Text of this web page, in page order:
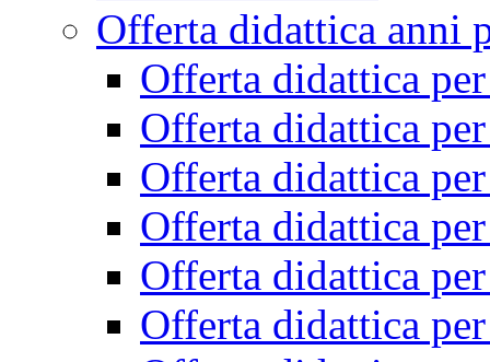
Offerta didattica anni
Offerta didattica
Offerta didattica
Offerta didattica
Offerta didattica
Offerta didattica
Offerta didattica